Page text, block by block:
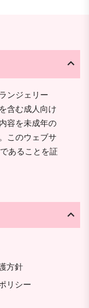
ンジェリー
含む成人向け
容を未成年の
このウェブサ
あることを証
方針
リシー